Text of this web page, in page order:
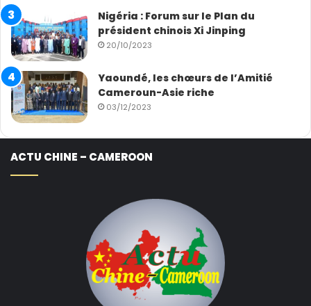
Nigéria : Forum sur le Plan du
président chinois Xi Jinping
20/10/2023
Yaoundé, les chœurs de l’Amitié
Cameroun-Asie riche
03/12/2023
ACTU CHINE – CAMEROON